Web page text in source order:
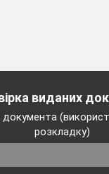
виданих
розкладку)